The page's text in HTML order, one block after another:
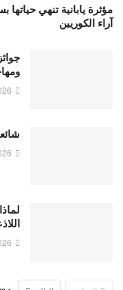
مؤثرة يابانية تنهي
آراء الكوريين